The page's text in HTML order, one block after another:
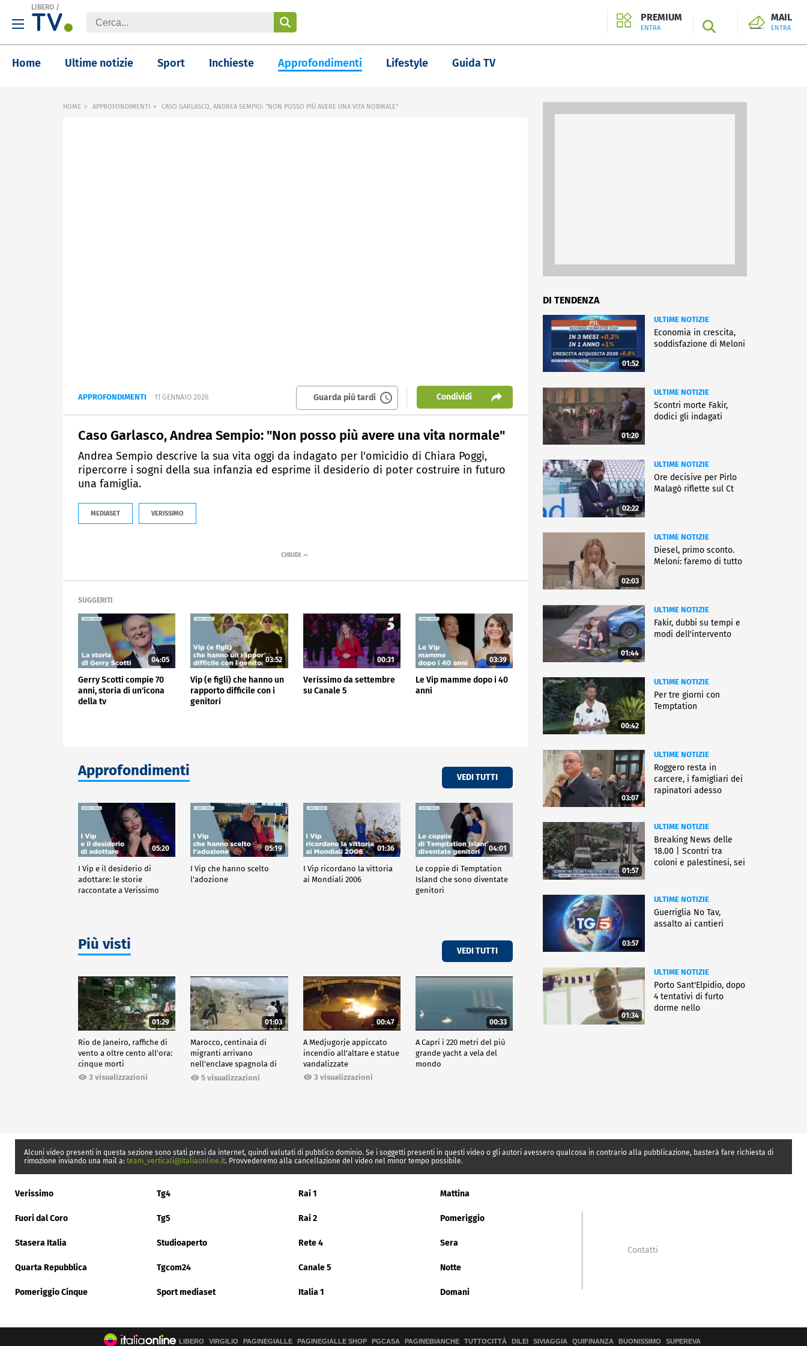
LIBERO /
PREMIUM
ENTRA SEARCH
MAIL
ENTRA
Home Ultime notizie Sport Inchieste Approfondimenti Lifestyle Guida TV
HOME APPROFONDIMENTI CASO GARLASCO, ANDREA SEMPIO: "NON POSSO PIÙ AVERE UNA VITA NORMALE"
APPROFONDIMENTI 11 GENNAIO 2026 Guarda più tardi Condividi
Caso Garlasco, Andrea Sempio: "Non posso più avere una vita normale"
Andrea Sempio descrive la sua vita oggi da indagato per l'omicidio di Chiara Poggi,
ripercorre i sogni della sua infanzia ed esprime il desiderio di poter costruire in futuro
una famiglia.
MEDIASET VERISSIMO
SUGGERITI
04:05
Gerry Scotti compie 70
anni, storia di un'icona
della tv
03:52
Vip (e figli) che hanno un
rapporto difficile con i
genitori
00:31
Verissimo da settembre
su Canale 5
03:39
Le Vip mamme dopo i 40
anni
Approfondimenti VEDI TUTTI
05:20
I Vip e il desiderio di
adottare: le storie
raccontate a Verissimo
05:19
I Vip che hanno scelto
l'adozione
01:36
I Vip ricordano la vittoria
ai Mondiali 2006
04:01
Le coppie di Temptation
Island che sono diventate
genitori
Più visti VEDI TUTTI
01:29
Rio de Janeiro, raffiche di
vento a oltre cento all'ora:
cinque morti
3 visualizzazioni
01:03
Marocco, centinaia di
migranti arrivano
nell'enclave spagnola di
Ceuta5 visualizzazioni
00:47
A Medjugorje appiccato
incendio all'altare e statue
vandalizzate
3 visualizzazioni
00:33
A Capri i 220 metri del più
grande yacht a vela del
mondo
DI TENDENZA
01:52
ULTIME NOTIZIE
Economia in crescita,
soddisfazione di Meloni
01:20
ULTIME NOTIZIE
Scontri morte Fakir,
dodici gli indagati
02:22
ULTIME NOTIZIE
Ore decisive per Pirlo
Malagò riflette sul Ct
02:03
ULTIME NOTIZIE
Diesel, primo sconto.
Meloni: faremo di tutto
01:44
ULTIME NOTIZIE
Fakir, dubbi su tempi e
modi dell'intervento
00:42
ULTIME NOTIZIE
Per tre giorni con
Temptation
03:07
ULTIME NOTIZIE
Roggero resta in
carcere, i famigliari dei
rapinatori adesso
01:57
ULTIME NOTIZIE
Breaking News delle
18.00 | Scontri tra
coloni e palestinesi, sei
03:57
ULTIME NOTIZIE
Guerriglia No Tav,
assalto ai cantieri
01:34
ULTIME NOTIZIE
Porto Sant'Elpidio, dopo
4 tentativi di furto
dorme nello
Alcuni video presenti in questa sezione sono stati presi da internet, quindi valutati di pubblico dominio. Se i soggetti presenti in questi video o gli autori avessero qualcosa in contrario alla pubblicazione, basterà fare richiesta di
rimozione inviando una mail a: team_verticali@italiaonline.it. Provvederemo alla cancellazione del video nel minor tempo possibile.
Verissimo Tg4 Rai 1 Mattina
Fuori dal Coro Tg5 Rai 2 Pomeriggio
Stasera Italia Studioaperto Rete 4 Sera
Quarta Repubblica Tgcom24 Canale 5 Notte
Pomeriggio Cinque Sport mediaset Italia 1 Domani
Contatti
LIBERO VIRGILIO PAGINEGIALLE PAGINEGIALLE SHOP PGCASA PAGINEBIANCHE TUTTOCITTÀ DILEI SIVIAGGIA QUIFINANZA BUONISSIMO SUPEREVA